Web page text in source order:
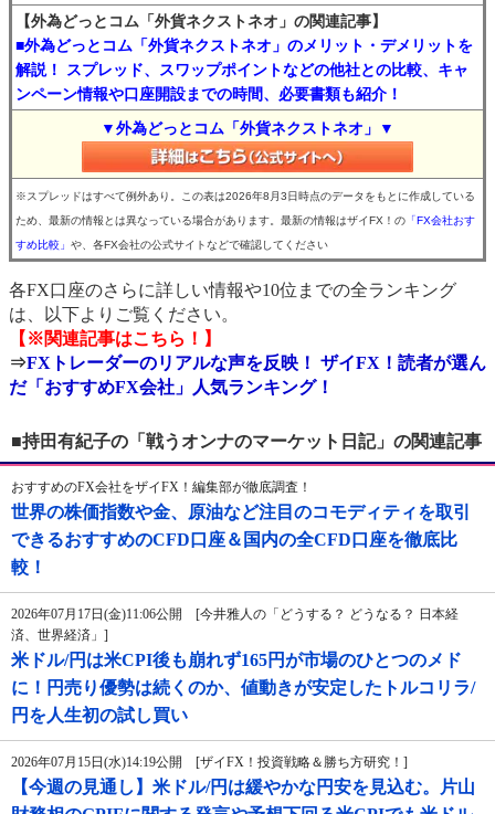
【外為どっとコム「外貨ネクストネオ」の関連記事】
■外為どっとコム「外貨ネクストネオ」のメリット・デメリットを
解説！ スプレッド、スワップポイントなどの他社との比較、キャ
ンペーン情報や口座開設までの時間、必要書類も紹介！
▼外為どっとコム「外貨ネクストネオ」▼
※スプレッドはすべて例外あり。この表は2026年8月3日時点のデータをもとに作成している
ため、最新の情報とは異なっている場合があります。最新の情報はザイFX！の 「FX会社おす
すめ比較」 や、各FX会社の公式サイトなどで確認してください
各FX口座のさらに詳しい情報や10位までの全ランキング
は、以下よりご覧ください。
【※関連記事はこちら！】
⇒FXトレーダーのリアルな声を反映！ ザイFX！読者が選ん
だ「おすすめFX会社」人気ランキング！
■持田有紀子の「戦うオンナのマーケット日記」の関連記事
おすすめのFX会社をザイFX！編集部が徹底調査！
世界の株価指数や金、原油など注目のコモディティを取引
できるおすすめのCFD口座＆国内の全CFD口座を徹底比
較！
2026年07月17日(金)11:06公開 [今井雅人の「どうする？ どうなる？ 日本経
済、世界経済」]
米ドル/円は米CPI後も崩れず165円が市場のひとつのメド
に！円売り優勢は続くのか、値動きが安定したトルコリラ/
円を人生初の試し買い
2026年07月15日(水)14:19公開 [ザイFX！投資戦略＆勝ち方研究！]
【今週の見通し】米ドル/円は緩やかな円安を見込む。片山